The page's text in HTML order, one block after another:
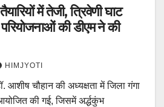
में तेजी, त्रिवेणी घाट
की डीएम ने की
HIMJYOTI
आशीष चौहान की अध्यक्षता में जिला गंगा
की गई, जिसमें अर्द्धकुंभ